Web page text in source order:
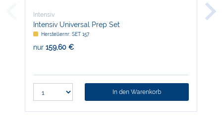
Intensiv
Intensiv Universal Prep Set
Herstellernr: SET 157
nur 159,60 €
In den Warenkorb